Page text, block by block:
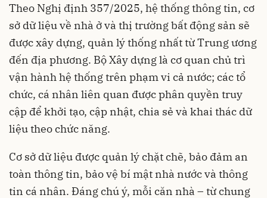
Theo Nghị định 357/2025, hệ thống thông tin, cơ
sở dữ liệu về nhà ở và thị trường bất động sản sẽ
được xây dựng, quản lý thống nhất từ Trung ương
đến địa phương. Bộ Xây dựng là cơ quan chủ trì
vận hành hệ thống trên phạm vi cả nước; các tổ
chức, cá nhân liên quan được phân quyền truy
cập để khởi tạo, cập nhật, chia sẻ và khai thác dữ
liệu theo chức năng.
Cơ sở dữ liệu được quản lý chặt chẽ, bảo đảm an
toàn thông tin, bảo vệ bí mật nhà nước và thông
tin cá nhân. Đáng chú ý, mỗi căn nhà – từ chung